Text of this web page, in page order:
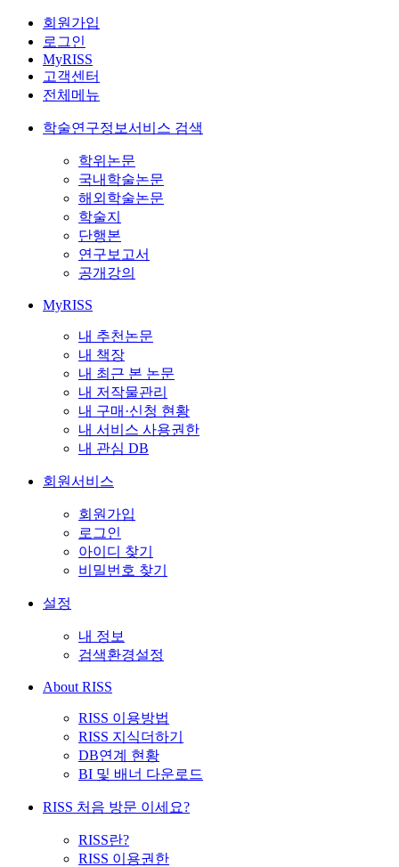
회원가입
로그인
MyRISS
고객센터
전체메뉴
학술연구정보서비스 검색
학위논문
국내학술논문
해외학술논문
학술지
단행본
연구보고서
공개강의
MyRISS
내 추천논문
내 책장
내 최근 본 논문
내 저작물관리
내 구매·신청 현황
내 서비스 사용권한
내 관심 DB
회원서비스
회원가입
로그인
아이디 찾기
비밀번호 찾기
설정
내 정보
검색환경설정
About RISS
RISS 이용방법
RISS 지식더하기
DB연계 현황
BI 및 배너 다운로드
RISS 처음 방문 이세요?
RISS란?
RISS 이용권한